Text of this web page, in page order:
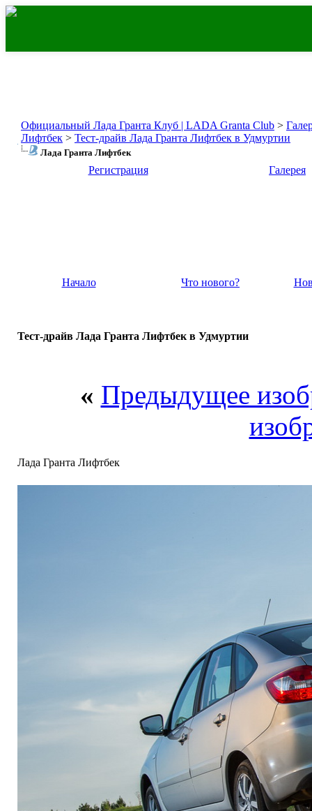
Официальный Лада Гранта Клуб | LADA Granta Club >
Лифтбек > Тест-драйв Лада Гранта Лифтбек в Удмуртии
Лада Гранта Лифтбек
Регистрация Галерея
Начало Что нового?
Тест-драйв Лада Гранта Лифтбек в Удмуртии
« Предыдущее
Лада Гранта Лифтбек